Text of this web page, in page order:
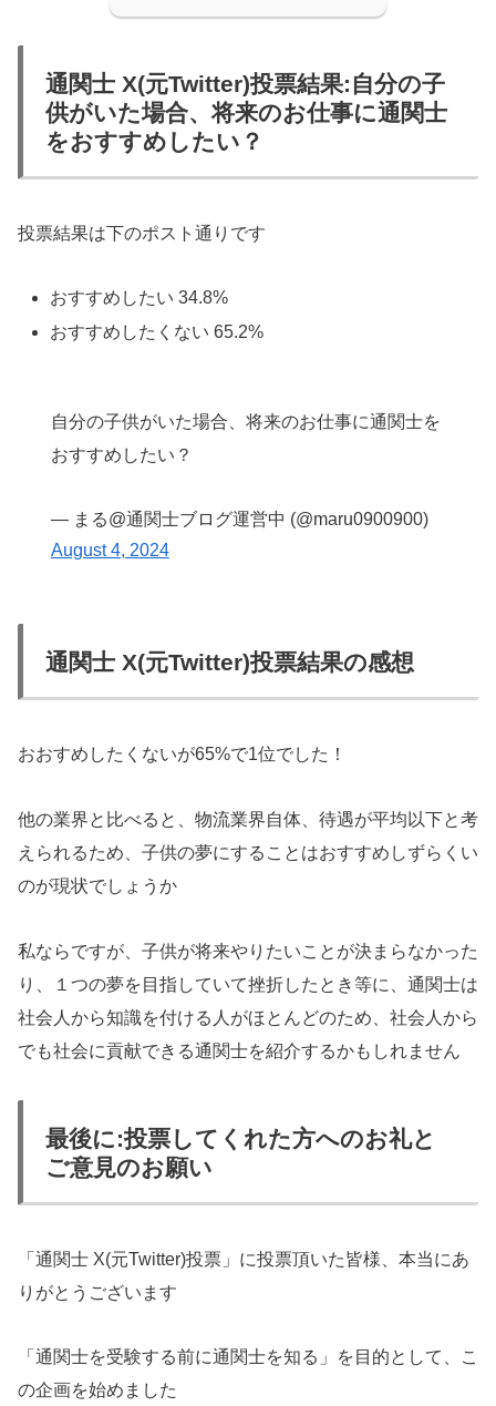
通関士 X(元Twitter)投票結果:自分の子
供がいた場合、将来のお仕事に通関士
をおすすめしたい？
投票結果は下のポスト通りです
おすすめしたい 34.8%
おすすめしたくない 65.2%
自分の子供がいた場合、将来のお仕事に通関士を
おすすめしたい？
— まる@通関士ブログ運営中 (@maru0900900)
August 4, 2024
通関士 X(元Twitter)投票結果の感想
おおすめしたくないが65%で1位でした！
他の業界と比べると、物流業界自体、待遇が平均以下と考
えられるため、子供の夢にすることはおすすめしずらくい
のが現状でしょうか
私ならですが、子供が将来やりたいことが決まらなかった
り、１つの夢を目指していて挫折したとき等に、通関士は
社会人から知識を付ける人がほとんどのため、社会人から
でも社会に貢献できる通関士を紹介するかもしれません
最後に:投票してくれた方へのお礼と
ご意見のお願い
「通関士 X(元Twitter)投票」に投票頂いた皆様、本当にあ
りがとうございます
「通関士を受験する前に通関士を知る」を目的として、こ
の企画を始めました